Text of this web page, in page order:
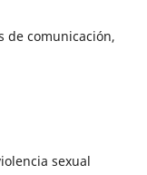
de comunicación,
sexual